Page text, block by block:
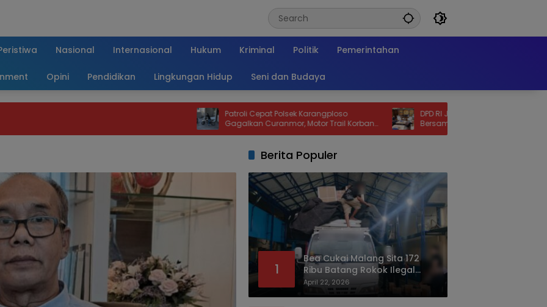
Nasional Internasional Hukum Kriminal Politik Pemerintahan
Opini Pendidikan Lingkungan Hidup Seni dan Budaya
Patroli Cepat Polsek Karangploso
Gagalkan Curanmor, Motor Trail Korban
Kembali dalam Hitungan Jam
DPD RI Jadi Tuan Rumah Sidang
Bersama DPR-DPD pada 14 Agustus
Berita Populer
1
Bea Cukai Malang Sita 172
Ribu Batang Rokok Ilegal
Bermodus Kemasan Sabun
April 22, 2026